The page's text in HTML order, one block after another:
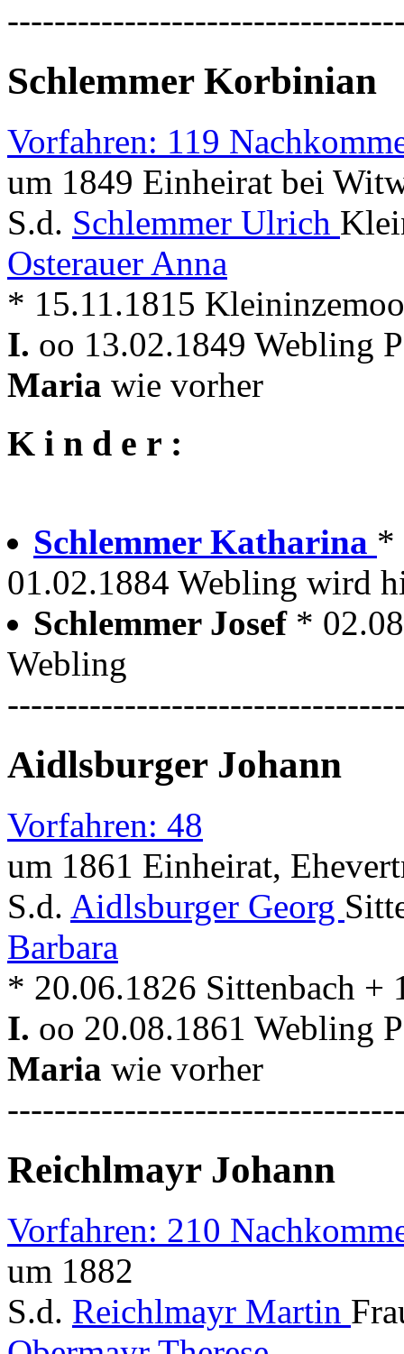
Schlemmer Korbinian
Vorfahren: 119
um 1849 Einheirat bei
S.d. Schlemmer Ulrich
Osterauer Anna
* 15.11.1815
I. oo 13.02.1849 Webling
Maria wie vorher
K i n d e r :
Schlemmer Katharina *
01.02.1884 Webling wird
Schlemmer Josef *
Webling
Aidlsburger Johann
Vorfahren: 48
um 1861 Einheirat,
S.d. Aidlsburger Georg
Barbara
* 20.06.1826 Sittenbach +
I. oo 20.08.1861 Webling
Maria wie vorher
Reichlmayr Johann
Vorfahren: 210
um 1882
S.d. Reichlmayr Martin